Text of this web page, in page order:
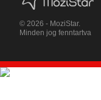
© 2026 - MoziStar.
Minden jog fenntartva